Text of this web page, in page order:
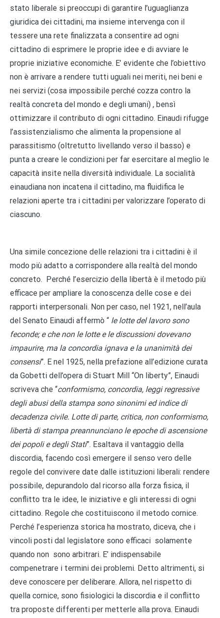
stato liberale si preoccupi di garantire l’uguaglianza
giuridica dei cittadini, ma insieme intervenga con il
tessere una rete finalizzata a consentire ad ogni
cittadino di esprimere le proprie idee e di avviare le
proprie iniziative economiche. E’ evidente che l’obiettivo
non è arrivare a rendere tutti uguali nei meriti, nei beni e
nei servizi (cosa impossibile perché cozza contro la
realtà concreta del mondo e degli umani) , bensì
ottimizzare il contributo di ogni cittadino. Einaudi rifugge
l’assistenzialismo che alimenta la propensione al
parassitismo (oltretutto livellando verso il basso) e
punta a creare le condizioni per far esercitare al meglio le
capacità insite nella diversità individuale. La socialità
einaudiana non incatena il cittadino, ma fluidifica le
relazioni aperte tra i cittadini per valorizzare l’operato di
ciascuno.
Una simile concezione delle relazioni tra i cittadini è il
modo più adatto a corrispondere alla realtà del mondo
concreto. Perché l’esercizio della libertà è il metodo più
efficace per ampliare la conoscenza delle cose e dei
rapporti interpersonali. Non per caso, nel 1921, nell’aula
del Senato Einaudi affermò “ le lotte del lavoro sono
feconde; e che non le lotte e le discussioni dovevano
impaurire, ma la concordia ignava e la unanimità dei
consensi”. E nel 1925, nella prefazione all’edizione curata
da Gobetti dell’opera di Stuart Mill “On liberty”, Einaudi
scriveva che “conformismo, concordia, leggi regressive
degli abusi della stampa sono sinonimi ed indice di
decadenza civile. Lotte di parte, critica, non conformismo,
libertà di stampa preannunciano le epoche di ascensione
dei popoli e degli Stati”. Esaltava il vantaggio della
discordia, facendo così emergere il senso vero delle
regole del convivere date dalle istituzioni liberali: rendere
possibile, depurandolo dal ricorso alla forza fisica, il
conflitto tra le idee, le iniziative e gli interessi di ogni
cittadino. Regole che costituiscono il metodo cornice.
Perché l’esperienza storica ha mostrato, diceva, che i
vincoli posti dal legislatore sono efficaci solamente
quando non sono arbitrari. E’ indispensabile
compenetrare i termini dei problemi. Detto altrimenti, si
deve conoscere per deliberare. Allora, nel rispetto di
quella cornice, sono fisiologici la discordia e il conflitto
tra proposte differenti per metterle alla prova. Einaudi